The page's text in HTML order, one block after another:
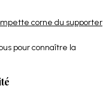
pour connaître la